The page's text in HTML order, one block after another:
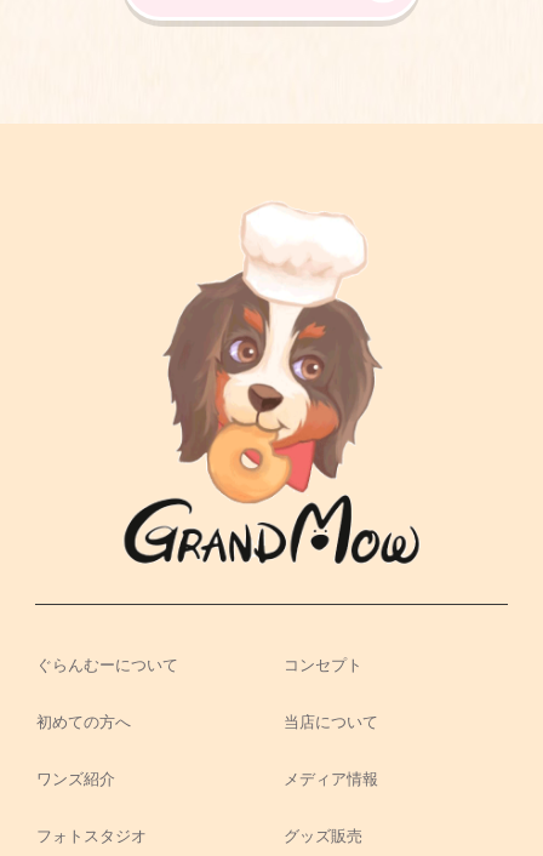
ぐらんむーについて コンセプト
初めての方へ 当店について
ワンズ紹介 メディア情報
フォトスタジオ グッズ販売